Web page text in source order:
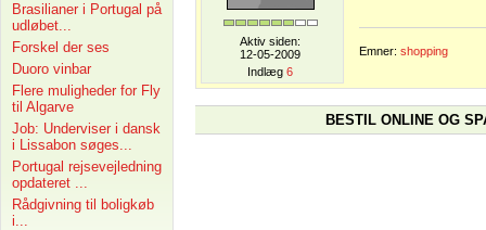
Brasilianer i Portugal på
udløbet...
Forskel der ses
Duoro vinbar
Flere muligheder for Fly
til Algarve
Job: Underviser i dansk
i Lissabon søges...
Portugal rejsevejledning
opdateret ...
Rådgivning til boligkøb
i...
Aktiv siden:
12-05-2009
Indlæg 6
Emner: shopping
BESTIL ONLINE OG